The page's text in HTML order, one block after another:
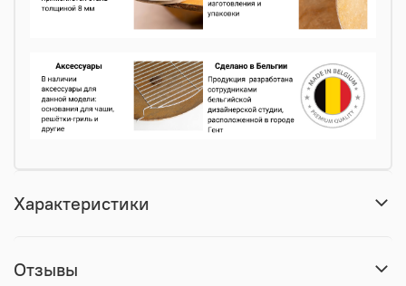
Характеристики
Отзывы